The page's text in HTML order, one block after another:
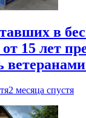
в
15 лет
2 месяца спустя